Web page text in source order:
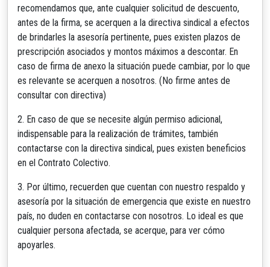
recomendamos que, ante cualquier solicitud de descuento,
antes de la firma, se acerquen a la directiva sindical a efectos
de brindarles la asesoría pertinente, pues existen plazos de
prescripción asociados y montos máximos a descontar. En
caso de firma de anexo la situación puede cambiar, por lo que
es relevante se acerquen a nosotros. (No firme antes de
consultar con directiva)
2. En caso de que se necesite algún permiso adicional,
indispensable para la realización de trámites, también
contactarse con la directiva sindical, pues existen beneficios
en el Contrato Colectivo.
3. Por último, recuerden que cuentan con nuestro respaldo y
asesoría por la situación de emergencia que existe en nuestro
país, no duden en contactarse con nosotros. Lo ideal es que
cualquier persona afectada, se acerque, para ver cómo
apoyarles.